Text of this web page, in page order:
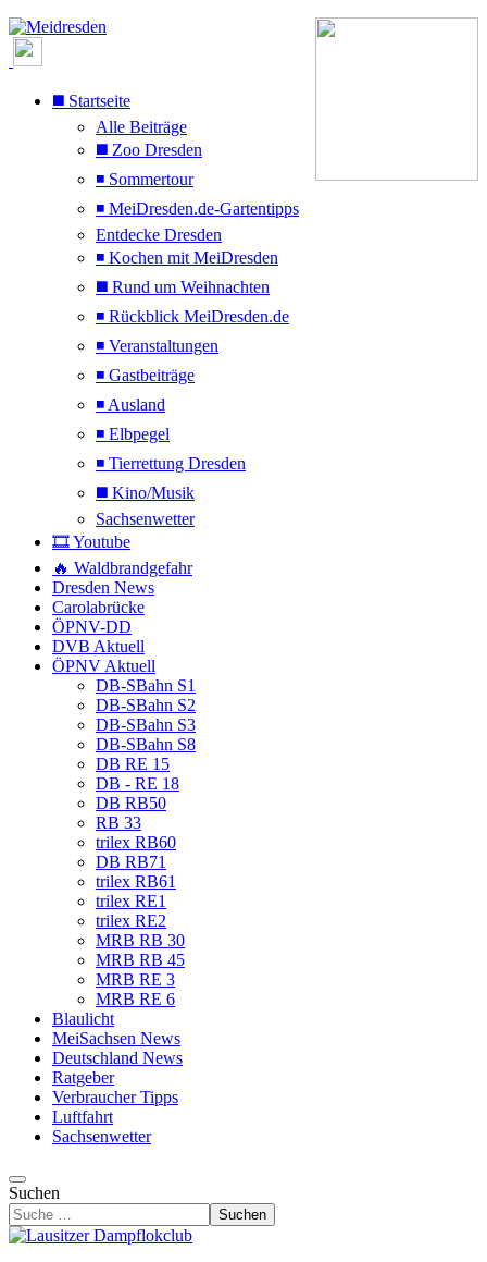
◼️ Startseite
Alle Beiträge
◼️ Zoo Dresden
◾ Sommertour
◾ MeiDresden.de-Gartentipps
Entdecke Dresden
◾ Kochen mit MeiDresden
◼️ Rund um Weihnachten
◾ Rückblick MeiDresden.de
◾ Veranstaltungen
◾ Gastbeiträge
◾ Ausland
◾ Elbpegel
◾ Tierrettung Dresden
◼️ Kino/Musik
Sachsenwetter
🎞️ Youtube
🔥 Waldbrandgefahr
Dresden News
Carolabrücke
ÖPNV-DD
DVB Aktuell
ÖPNV Aktuell
DB-SBahn S1
DB-SBahn S2
DB-SBahn S3
DB-SBahn S8
DB RE 15
DB - RE 18
DB RB50
RB 33
trilex RB60
DB RB71
trilex RB61
trilex RE1
trilex RE2
MRB RB 30
MRB RB 45
MRB RE 3
MRB RE 6
Blaulicht
MeiSachsen News
Deutschland News
Ratgeber
Verbraucher Tipps
Luftfahrt
Sachsenwetter
Suchen
Suchen